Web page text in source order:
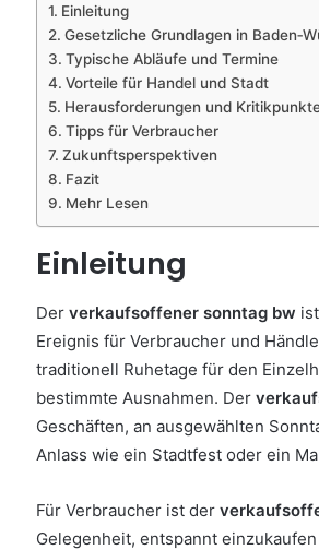
Einleitung
Gesetzliche Grundlagen in
Typische Abläufe und Termine
Vorteile für Handel und Stadt
Herausforderungen und
Tipps für Verbraucher
Zukunftsperspektiven
Fazit
Mehr Lesen
Einleitung
Der verkaufsoffener sonntag bw
Ereignis für Verbraucher und
traditionell Ruhetage für den
bestimmte Ausnahmen. Der
Geschäften, an ausgewählten
Anlass wie ein Stadtfest oder ein
Für Verbraucher ist der
Gelegenheit, entspannt
LinkedIn